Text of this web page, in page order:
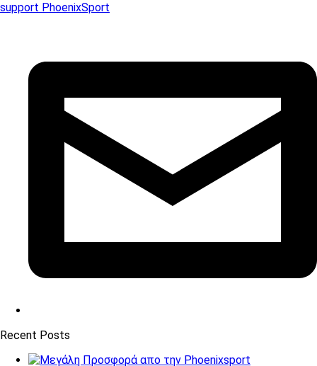
support PhoenixSport
Recent Posts